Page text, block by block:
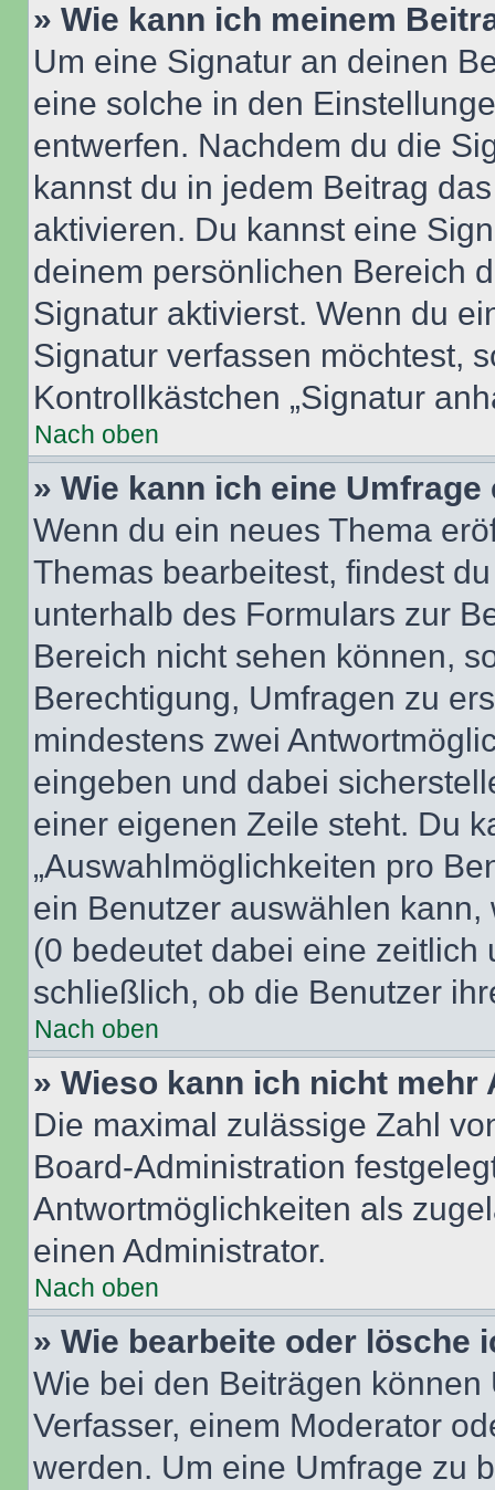
» Wie kann ich meinem
Um eine Signatur an deinen
eine solche in den
entwerfen. Nachdem du die
kannst du in jedem Beitrag
aktivieren. Du kannst eine
deinem persönlichen Bereich
Signatur aktivierst. Wenn du
Signatur verfassen möchtest,
Kontrollkästchen „Signatur
Nach oben
» Wie kann ich eine
Wenn du ein neues Thema
Themas bearbeitest, findest
unterhalb des Formulars zur
Bereich nicht sehen können,
Berechtigung, Umfragen zu
mindestens zwei
eingeben und dabei
einer eigenen Zeile steht. Du
„Auswahlmöglichkeiten pro
ein Benutzer auswählen
(0 bedeutet dabei eine
schließlich, ob die Benutzer
Nach oben
» Wieso kann ich nicht
Die maximal zulässige Zahl
Board-Administration
Antwortmöglichkeiten als
einen Administrator.
Nach oben
» Wie bearbeite oder lösche
Wie bei den Beiträgen
Verfasser, einem Moderator
werden. Um eine Umfrage zu